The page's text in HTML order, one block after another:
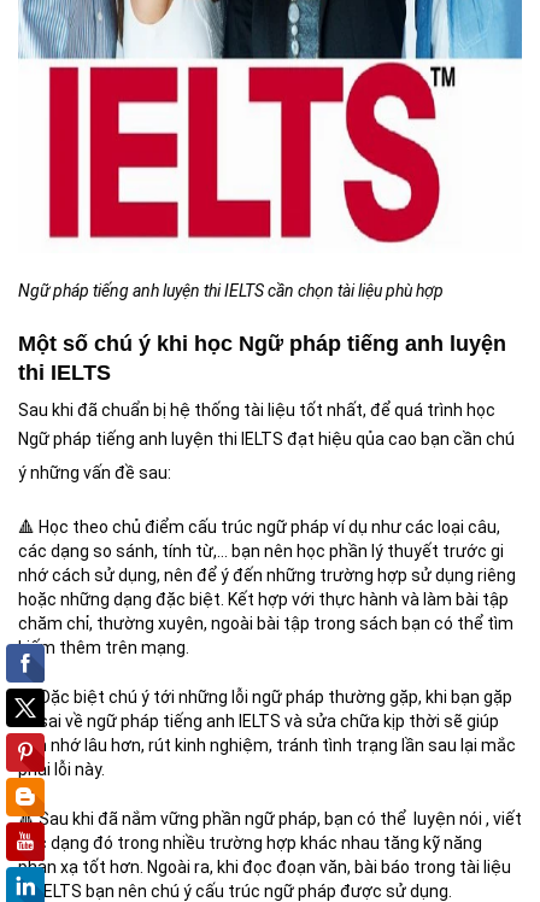
Ngữ pháp tiếng anh luyện thi IELTS cần chọn tài liệu phù hợp
Một số chú ý khi học Ngữ pháp tiếng anh luyện
thi IELTS
Sau khi đã chuẩn bị hệ thống tài liệu tốt nhất, để quá trình học
Ngữ pháp tiếng anh luyện thi IELTS đạt hiệu qủa cao bạn cần chú
ý những vấn đề sau:
🔺 Học theo chủ điểm cấu trúc ngữ pháp ví dụ như các loại câu,
các dạng so sánh, tính từ,… bạn nên học phần lý thuyết trước gi
nhớ cách sử dụng, nên để ý đến những trường hợp sử dụng riêng
hoặc những dạng đặc biệt. Kết hợp với thực hành và làm bài tập
chăm chỉ, thường xuyên, ngoài bài tập trong sách bạn có thể tìm
kiếm thêm trên mạng.
🔺 Đặc biệt chú ý tới những lỗi ngữ pháp thường gặp, khi bạn gặp
lỗi sai về ngữ pháp tiếng anh IELTS và sửa chữa kịp thời sẽ giúp
bạn nhớ lâu hơn, rút kinh nghiệm, tránh tình trạng lần sau lại mắc
phải lỗi này.
🔺Sau khi đã nắm vững phần ngữ pháp, bạn có thể luyện nói , viết
các dạng đó trong nhiều trường hợp khác nhau tăng kỹ năng
phản xạ tốt hơn. Ngoài ra, khi đọc đoạn văn, bài báo trong tài liệu
về IELTS bạn nên chú ý cấu trúc ngữ pháp được sử dụng.